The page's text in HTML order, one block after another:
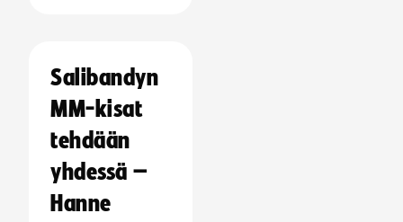
Salibandyn
MM-kisat
tehdään
yhdessä –
Hanne